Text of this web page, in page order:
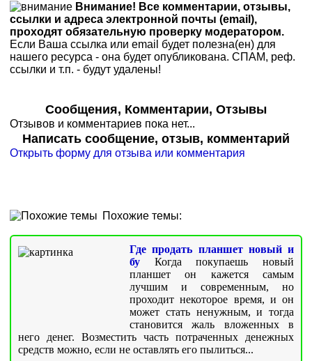
Внимание! Все комментарии, отзывы,
ссылки и адреса электронной почты (email),
проходят обязательную проверку модератором.
Если Ваша ссылка или email будет полезна(ен) для
нашего ресурса - она будет опубликована. СПАМ, реф.
ссылки и т.п. - будут удалены!
Сообщения, Комментарии, Отзывы
Отзывов и комментариев пока нет...
Написать сообщение, отзыв, комментарий
Открыть форму для отзыва или комментария
Похожие темы:
Где продать планшет новый и
бу Когда покупаешь новый
планшет он кажется самым
лучшим и современным, но
проходит некоторое время, и он
может стать ненужным, и тогда
становится жаль вложенных в
него денег. Возместить часть потраченных денежных
средств можно, если не оставлять его пылиться...